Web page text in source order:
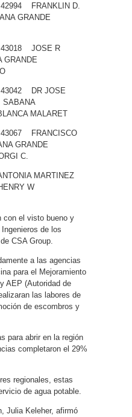
FRANKLIN D.
GRANDE
JOSE R
GRANDE
DR JOSE
MALARET
FRANCISCO
GRANDE
C.
MARTINEZ
W
con el visto bueno y
de los
CSA Group.
a las agencias
para el Mejoramiento
AEP (Autoridad de
las labores de
de escombros y
para abrir en la región
completaron el 29%
regionales, estas
de agua potable.
Julia Keleher, afirmó